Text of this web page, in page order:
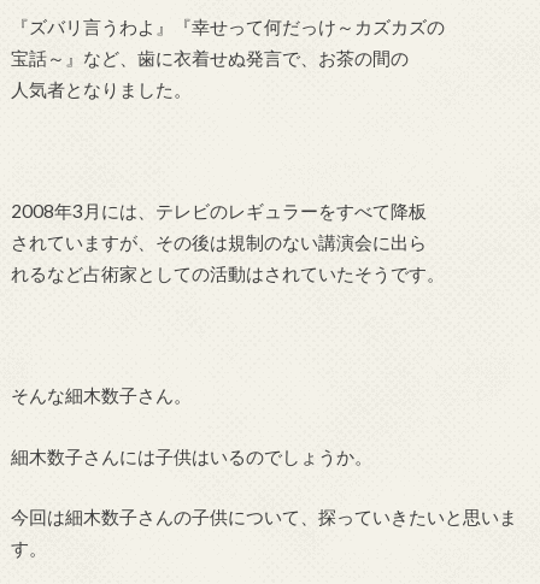
『ズバリ言うわよ』『幸せって何だっけ～カズカズの
宝話～』など、歯に衣着せぬ発言で、お茶の間の
人気者となりました。
2008年3月には、テレビのレギュラーをすべて降板
されていますが、その後は規制のない講演会に出ら
れるなど占術家としての活動はされていたそうです。
そんな細木数子さん。
細木数子さんには子供はいるのでしょうか。
今回は細木数子さんの子供について、探っていきたいと思いま
す。